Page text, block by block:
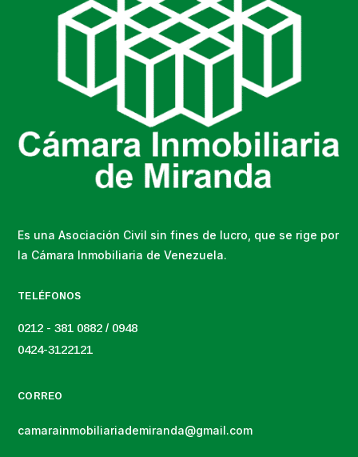
Es una Asociación Civil sin fines de lucro, que se rige por
la Cámara Inmobiliaria de Venezuela.
TELÉFONOS
0212 - 381 0882 / 0948
0424-3122121
CORREO
camarainmobiliariademiranda@gmail.com